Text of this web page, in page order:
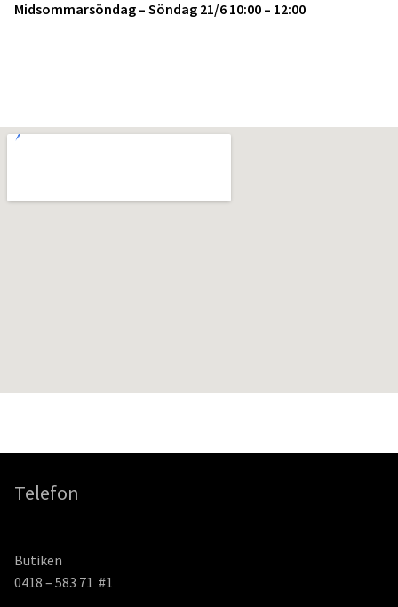
Midsommarsöndag – Söndag 21/6 10:00 – 12:00
Telefon
Butiken
0418 – 583 71 #1